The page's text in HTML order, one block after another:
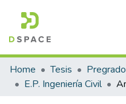
Communities & Collections
All of DSpace
Home Tesis Pregrado
E.P. Ingeniería Civil